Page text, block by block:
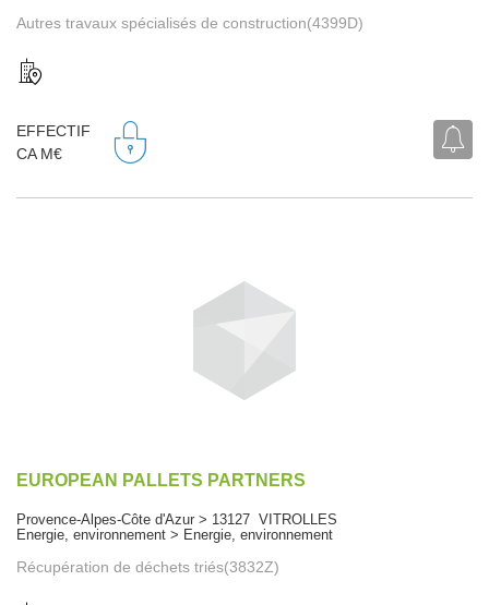
Autres travaux spécialisés de construction(4399D)
EFFECTIF
CA M€
EUROPEAN PALLETS PARTNERS
Provence-Alpes-Côte d'Azur > 13127 VITROLLES
Energie, environnement > Energie, environnement
Récupération de déchets triés(3832Z)